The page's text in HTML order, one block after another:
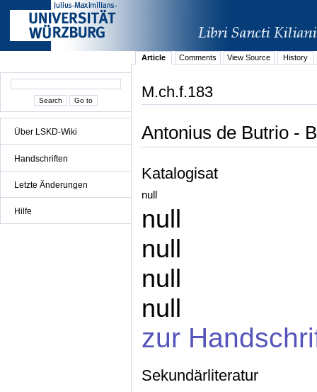
Über LSKD-Wiki
Handschriften
Letzte Änderungen
Hilfe
Article Comments View Source History
M.ch.f.183
Antonius de Butrio -
Katalogisat
null
null
null
null
null
zur
Sekundärliteratur